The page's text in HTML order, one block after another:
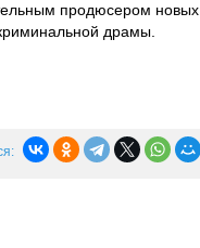
продюсером новых
драмы.